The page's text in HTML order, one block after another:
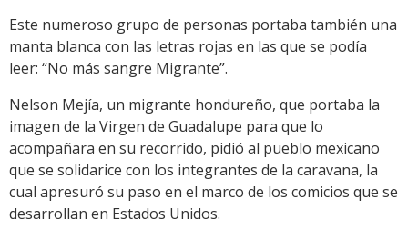
Este numeroso grupo de personas portaba también una
manta blanca con las letras rojas en las que se podía
leer: “No más sangre Migrante”.
Nelson Mejía, un migrante hondureño, que portaba la
imagen de la Virgen de Guadalupe para que lo
acompañara en su recorrido, pidió al pueblo mexicano
que se solidarice con los integrantes de la caravana, la
cual apresuró su paso en el marco de los comicios que se
desarrollan en Estados Unidos.